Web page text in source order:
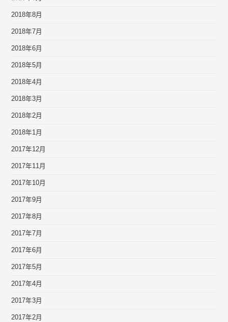
2018年8月
2018年7月
2018年6月
2018年5月
2018年4月
2018年3月
2018年2月
2018年1月
2017年12月
2017年11月
2017年10月
2017年9月
2017年8月
2017年7月
2017年6月
2017年5月
2017年4月
2017年3月
2017年2月